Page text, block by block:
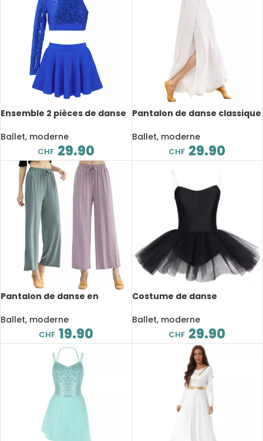
Ensemble 2 pièces de danse
asymétrique, haut court
avec jupe
Ballet, moderne
CHF 29.90
Pantalon de danse classique
rouge, ample, deux couches,
fente latérale
Ballet, moderne
CHF 29.90
Pantalon de danse en
extensible
Ballet, moderne
CHF 19.90
Costume de danse
cygnes, sans bretelles,
soutien-gorge intégré
Ballet, moderne
CHF 29.90